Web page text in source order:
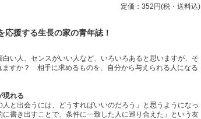
定価：352円(税・送料込)
応援する生長の家の青年誌！
い人、センスがいい人など、いろいろあると思いますが、そ
ますか？ 相手に求めるものを、自分から与えられる人になる
現れる
と出会うには、どうすればいいのだろう」と思うようになっ
書き出すことで、条件に一致した人に巡り合えた」という友